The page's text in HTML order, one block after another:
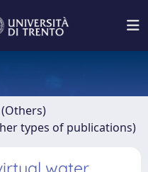
types of publications)